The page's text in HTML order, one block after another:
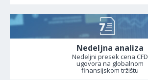
Nedeljna analiza
Nedeljni presek cena CFD
ugovora na globalnom
finansijskom tržištu